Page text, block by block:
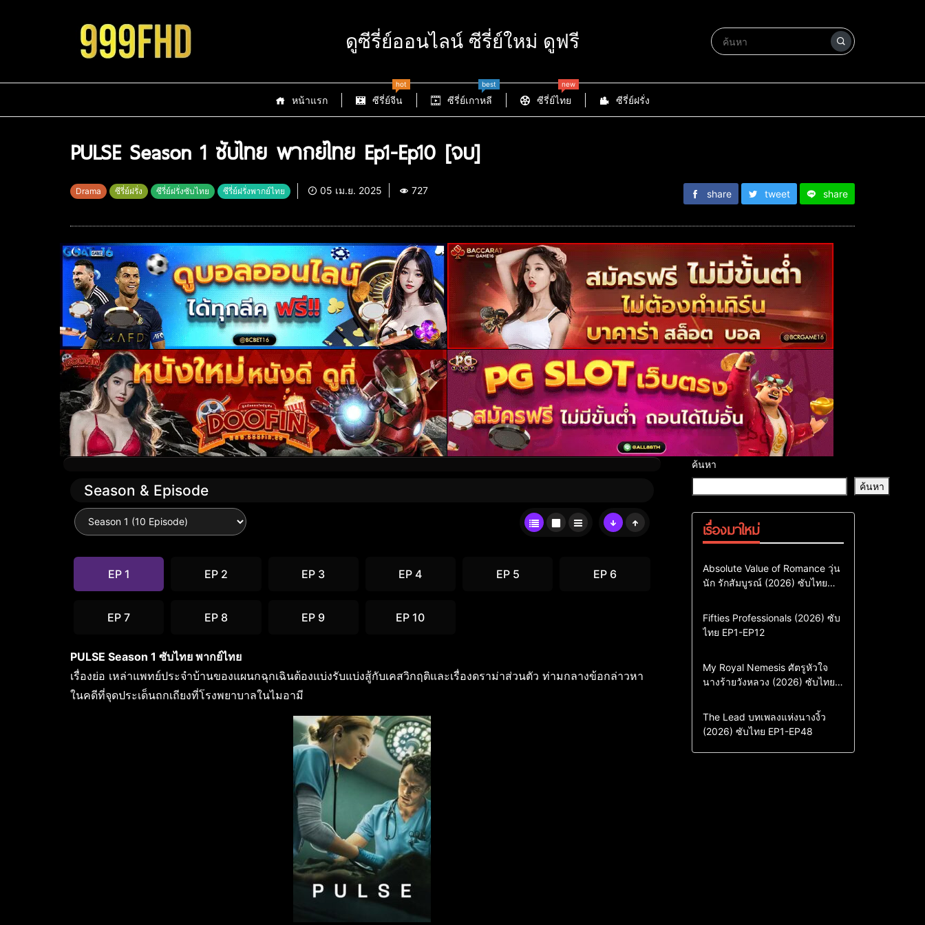
ดูซีรี่ย์ออนไลน์ ซีรี่ย์ใหม่ ดูฟรี
หน้าแรก ซีรี่ย์จีน
hot
ซีรี่ย์เกาหลี
best
ซีรี่ย์ไทย
new
ซีรี่ย์ฝรั่ง
PULSE Season 1 ซับไทย พากย์ไทย Ep1-Ep10 [จบ]
Drama ซีรี่ย์ฝรั่ง ซีรี่ย์ฝรั่งซับไทย ซีรี่ย์ฝรั่งพากย์ไทย 05 เม.ย. 2025 727 share tweet share
Season & Episode
EP 1 EP 2 EP 3 EP 4 EP 5 EP 6
EP 7 EP 8 EP 9 EP 10
PULSE Season 1 ซับไทย พากย์ไทย
เรื่องย่อ เหล่าแพทย์ประจำบ้านของแผนกฉุกเฉินต้องแบ่งรับแบ่งสู้กับเคสวิกฤติและเรื่องดราม่าส่วนตัว ท่ามกลางข้อกล่าวหา
ในคดีที่จุดประเด็นถกเถียงที่โรงพยาบาลในไมอามี
ค้นหา
ค้นหา
เรื่องมาใหม่
Comedy Drama
ซีรี่ย์เกาหลี
ซีรี่ย์เกาหลีซับไทย
Absolute Value of Romance วุ่น
นัก รักสัมบูรณ์ (2026) ซับไทย
Action & Adventure
Comedy
Drama
ซีรี่ย์เกาหลี
Fifties Professionals (2026) ซับ
ไทย EP1-EP12
Comedy
Drama
Sci-Fi & Fantasy
ซีรี่ย์เกาหลี
My Royal Nemesis ศัตรูหัวใจ
นางร้ายวังหลวง (2026) ซับไทย
Drama
ซีรี่ย์จีน
ซีรี่ย์จีนซับไทย
The Lead บทเพลงแห่งนางงิ้ว
(2026) ซับไทย EP1-EP48